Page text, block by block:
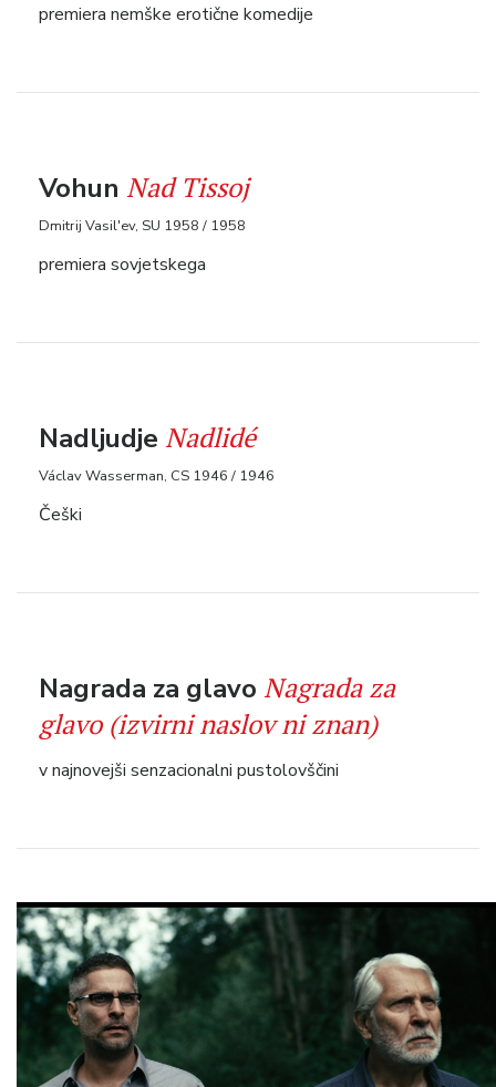
premiera nemške erotične komedije
Vohun Nad Tissoj
Dmitrij Vasil'ev, SU 1958 / 1958
premiera sovjetskega
Nadljudje Nadlidé
Václav Wasserman, CS 1946 / 1946
Češki
Nagrada za glavo Nagrada za
glavo (izvirni naslov ni znan)
v najnovejši senzacionalni pustolovščini